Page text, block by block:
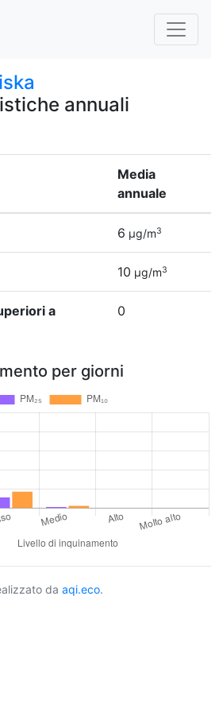
annuali
Media
annuale
6 µg/m3
10 µg/m3
a
0
per giorni
da aqi.eco.